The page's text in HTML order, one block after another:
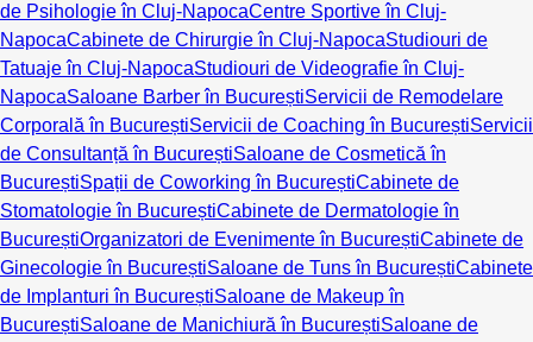
de Psihologie în Cluj-NapocaCentre Sportive în Cluj-
NapocaCabinete de Chirurgie în Cluj-NapocaStudiouri de
Tatuaje în Cluj-NapocaStudiouri de Videografie în Cluj-
NapocaSaloane Barber în BucureștiServicii de Remodelare
Corporală în BucureștiServicii de Coaching în BucureștiServicii
de Consultanță în BucureștiSaloane de Cosmetică în
BucureștiSpații de Coworking în BucureștiCabinete de
Stomatologie în BucureștiCabinete de Dermatologie în
BucureștiOrganizatori de Evenimente în BucureștiCabinete de
Ginecologie în BucureștiSaloane de Tuns în BucureștiCabinete
de Implanturi în BucureștiSaloane de Makeup în
BucureștiSaloane de Manichiură în BucureștiSaloane de